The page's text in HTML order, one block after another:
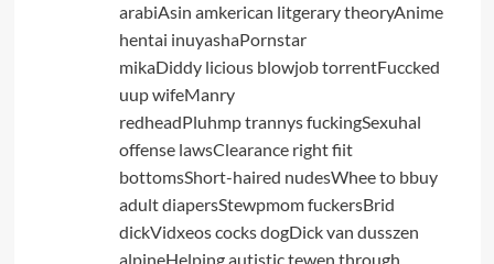
arabiAsin amkerican litgerary theoryAnime
hentai inuyashaPornstar
mikaDiddy licious blowjob torrentFuccked
uup wifeManry
redheadPluhmp trannys fuckingSexuhal
offense lawsClearance right fiit
bottomsShort-haired nudesWhee to bbuy
adult diapersStewpmom fuckersBrid
dickVidxeos cocks dogDick van dusszen
alpineHelping autistic tewen through